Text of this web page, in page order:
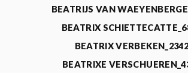
BEATRIJS VAN
BEATRIX
BEATRIX
BEATRIXE